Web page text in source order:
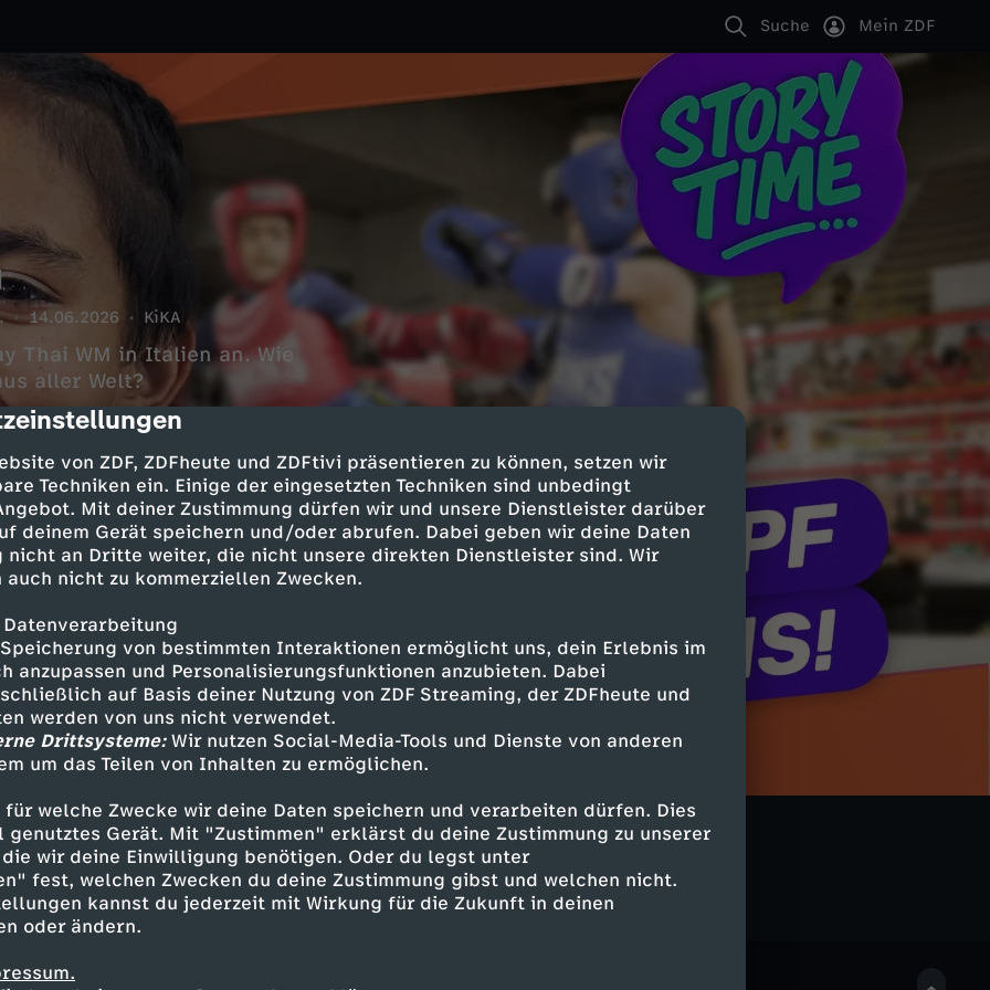
von ZDF, ZDFheute und ZDFtivi präsentieren zu können, setzen wir
Techniken ein. Einige der eingesetzten Techniken sind unbedingt
Mit deiner Zustimmung dürfen wir und unsere Dienstleister darüber
deinem Gerät speichern und/oder abrufen. Dabei geben wir deine Daten
nicht an Dritte weiter, die nicht unsere direkten Dienstleister sind. Wir
nicht zu kommerziellen Zwecken.
von bestimmten Interaktionen ermöglicht uns, dein Erlebnis im
anzupassen und Personalisierungsfunktionen anzubieten. Dabei
auf Basis deiner Nutzung von ZDF Streaming, der ZDFheute und
werden von uns nicht verwendet.
Drittsysteme:Wir nutzen Social-Media-Tools und Dienste von anderen
um das Teilen von Inhalten zu ermöglichen.
für welche Zwecke wir deine Daten speichern und verarbeiten dürfen. Dies
Gerät. Mit "Zustimmen" erklärst du deine Zustimmung zu unserer
wir deine Einwilligung benötigen. Oder du legst unter
fest, welchen Zwecken du deine Zustimmung gibst und welchen nicht.
kannst du jederzeit mit Wirkung für die Zukunft in deinen
oder ändern.
Suche Mein ZDF
14.06.2026 KiKA
Thai WM in Italien an. Wie
aller Welt?
entdecken
Dokumentation echt Untertitel STORY TIME